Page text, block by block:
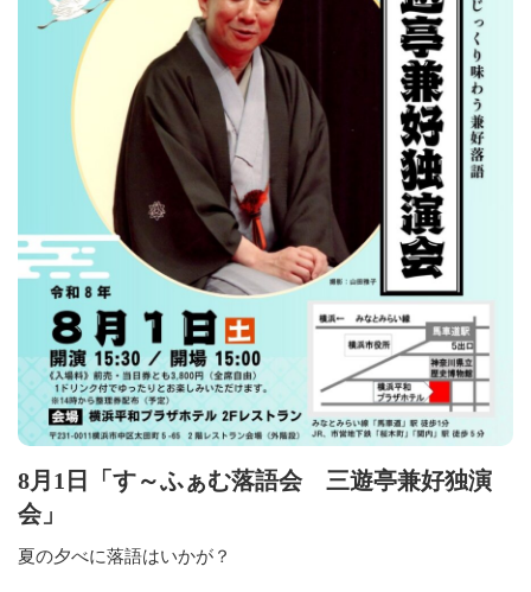
8月1日「す～ふぁむ落語会 三遊亭兼好独演
会」
夏の夕べに落語はいかが？